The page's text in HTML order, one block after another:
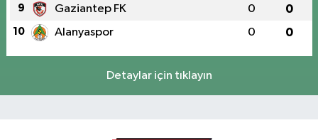
9 Gaziantep FK 0 0
10 Alanyaspor 0 0
Detaylar için tıklayın